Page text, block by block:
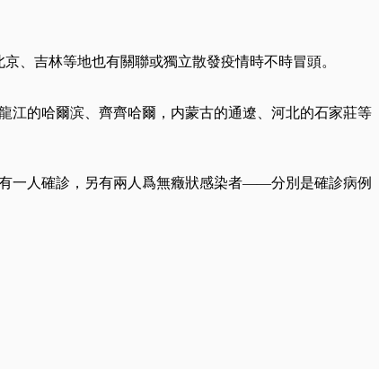
、吉林等地也有關聯或獨立散發疫情時不時冒頭。
江的哈爾滨、齊齊哈爾，内蒙古的通遼、河北的石家莊等
一人確診，另有兩人爲無癥狀感染者——分別是確診病例